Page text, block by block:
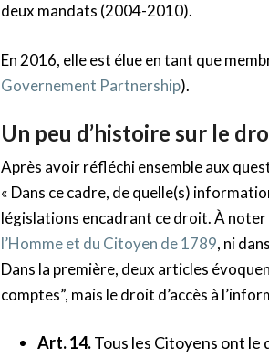
deux mandats (2004-2010).
En 2016, elle est élue en tant que
Governement Partnership).
Un peu d’histoire sur le
Après avoir réfléchi ensemble aux
« Dans ce cadre, de quelle(s)
législations encadrant ce droit. À noter
l’Homme et du Citoyen de 1789, ni
Dans la première, deux articles
comptes”, mais le droit d’accès à
Art. 14.Tous les Citoyens ont